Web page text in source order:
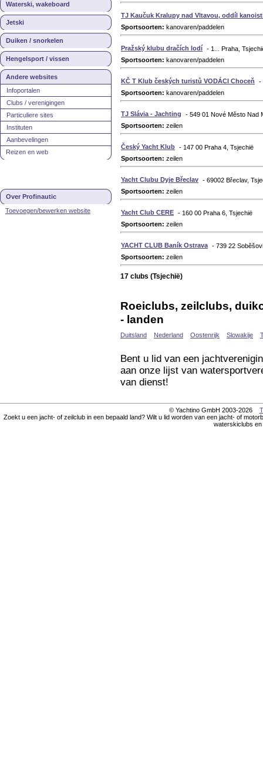
Waterski, wakeboard
Jetski
Duiken / snorkelen
Hengelsport / vissen
Andere websites
Infoportalen
Clubs / verenigingen
Particuliere sites
Instituten
Aanbevelingen
Reizen en web
Over Profinautic
Toevoegen/bewerken website
TJ Kaučuk Kralupy nad Vltavou, oddíl
Sportsoorten: kanovaren/paddelen
Pražský klubu dračích lodí - 1... Praha,
Sportsoorten: kanovaren/paddelen
KČ T Klub českých turistů VODÁCI Choceň
-
Sportsoorten: kanovaren/paddelen
TJ Slávia - Jachting
- 549 01 Nové Město Nad
Sportsoorten: zeilen
Český Yacht Klub - 147 00 Praha 4, Tsjechië
Sportsoorten: zeilen
Yacht Clubu Dyje Břeclav - 69002 Břeclav,
Sportsoorten: zeilen
Yacht Club CERE - 160 00 Praha 6, Tsjechië
Sportsoorten: zeilen
YACHT CLUB Baník Ostrava - 739 22
Sportsoorten: zeilen
17 clubs (Tsjechië)
Roeiclubs, zeilclubs,
- landen
Duitsland Nederland Oostenrijk Slowakije
Bent u lid van een
aan onze lijst van
van dienst!
© Yachtino GmbH 2003-2026
Zoekt u een jacht- of zeilclub in een bepaald land? Wilt u lid worden van een jacht- of
waterskiclubs